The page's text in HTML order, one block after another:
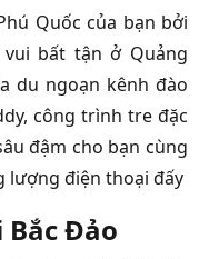
Quốc của bạn bởi
bất tận ở Quảng
du ngoạn kênh đào
công trình tre đặc
đậm cho bạn cùng
lượng điện thoại đấy
Bắc Đảo